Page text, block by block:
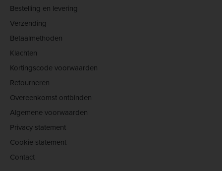
Bestelling en levering
Verzending
Betaalmethoden
Klachten
Kortingscode voorwaarden
Retourneren
Overeenkomst ontbinden
Algemene voorwaarden
Privacy statement
Cookie statement
Contact